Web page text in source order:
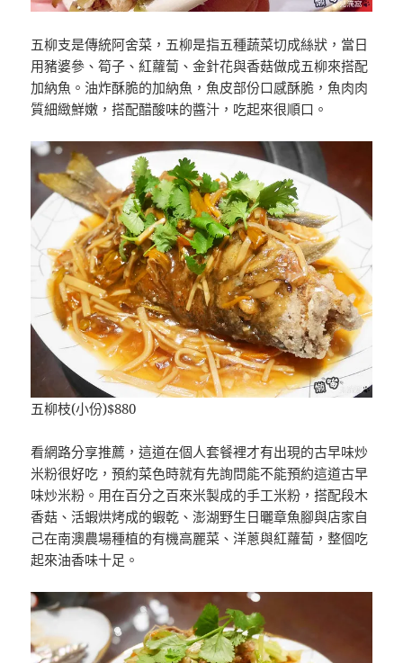
五柳支是傳統阿舍菜，五柳是指五種蔬菜切成絲狀，當日
用豬婆參、筍子、紅蘿蔔、金針花與香菇做成五柳來搭配
加納魚。油炸酥脆的加納魚，魚皮部份口感酥脆，魚肉肉
質細緻鮮嫩，搭配醋酸味的醬汁，吃起來很順口。
五柳枝(小份)$880
看網路分享推薦，這道在個人套餐裡才有出現的古早味炒
米粉很好吃，預約菜色時就有先詢問能不能預約這道古早
味炒米粉。用在百分之百來米製成的手工米粉，搭配段木
香菇、活蝦烘烤成的蝦乾、澎湖野生日曬章魚腳與店家自
己在南澳農場種植的有機高麗菜、洋蔥與紅蘿蔔，整個吃
起來油香味十足。